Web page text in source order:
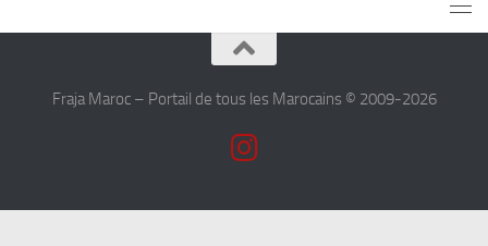
Fraja Maroc – Portail de tous les Marocains © 2009-2026